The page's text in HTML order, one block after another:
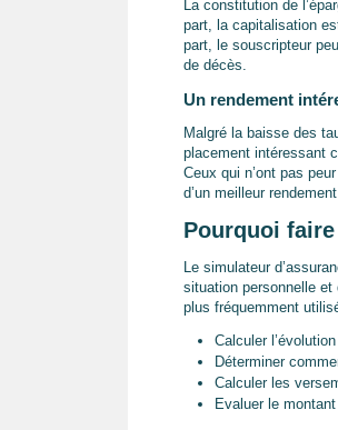
La constitution de
part, la capitalisation
part, le souscripteur
de décès.
Un rendement
Malgré la baisse des
placement intéressant
Ceux qui n’ont pas
d’un meilleur
Pourquoi
Le simulateur
situation personnelle
plus fréquemment
Calculer
Déterminer
Calculer les
Evaluer le